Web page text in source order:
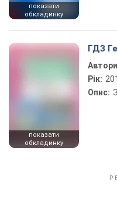
показати
обкладинку
показати
обкладинку
ГДЗ
Рік:
Опис: